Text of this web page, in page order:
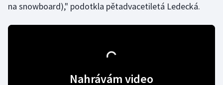
Lyže a snowboard
na snowboard)," podotkla pětadvacetiletá Ledecká.
Nahrávám video